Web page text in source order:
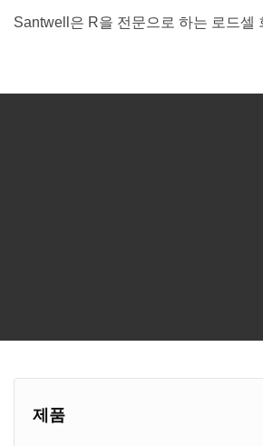
Santwell은 R을 전문으로 하는 로드셀
제품